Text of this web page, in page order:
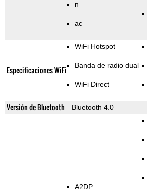
n
ac
Especificaciones WiFi
WiFi Hotspot
Banda de radio dual
WiFi Direct
Versión de Bluetooth Bluetooth 4.0
A2DP